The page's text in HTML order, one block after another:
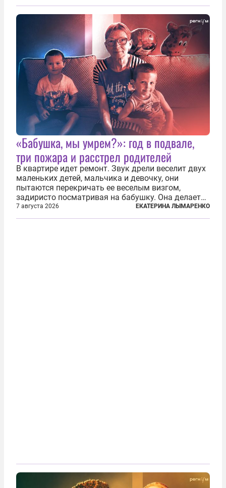
жил в полной уверенности, что война идет где-то
далеко на востоке, Красная...
«Бабушка, мы умрем?»: год в подвале,
три пожара и расстрел родителей
В квартире идет ремонт. Звук дрели веселит двух
маленьких детей, мальчика и девочку, они
пытаются перекричать ее веселым визгом,
задиристо посматривая на бабушку. Она делает
им замечание, но внуки чувствуют, что она
сердится невсерьез. И это правда: дрель, конечно,
7 августа 2026 ЕКАТЕРИНА ЛЫМАРЕНКО